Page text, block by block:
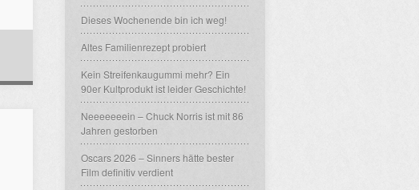
Dieses Wochenende bin ich weg!
Altes Familienrezept probiert
Kein Streifenkaugummi mehr? Ein
90er Kultprodukt ist leider Geschichte!
Neeeeeeein – Chuck Norris ist mit 86
Jahren gestorben
Oscars 2026 – Sinners hätte bester
Film definitiv verdient